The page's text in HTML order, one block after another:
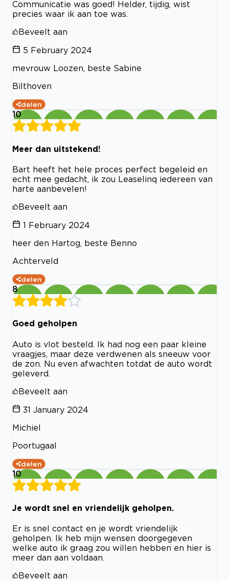
Communicatie was goed! Helder, tijdig, wist
precies waar ik aan toe was.
Beveelt aan
5 February 2024
mevrouw Loozen, beste Sabine
Bilthoven
delen
10
Meer dan uitstekend!
Bart heeft het hele proces perfect begeleid en
echt mee gedacht, ik zou Leaselinq iedereen van
harte aanbevelen!
Beveelt aan
1 February 2024
heer den Hartog, beste Benno
Achterveld
delen
8
Goed geholpen
Auto is vlot besteld. Ik had nog een paar kleine
vraagjes, maar deze verdwenen als sneeuw voor
de zon. Nu even afwachten totdat de auto wordt
geleverd.
Beveelt aan
31 January 2024
Michiel
Poortugaal
delen
10
Je wordt snel en vriendelijk geholpen.
Er is snel contact en je wordt vriendelijk
geholpen. Ik heb mijn wensen doorgegeven
welke auto ik graag zou willen hebben en hier is
meer dan aan voldaan.
Beveelt aan